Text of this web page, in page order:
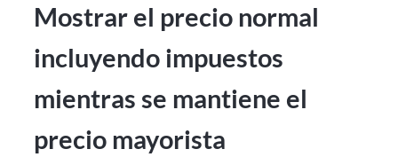
Mostrar el precio normal
incluyendo impuestos
mientras se mantiene el
precio mayorista